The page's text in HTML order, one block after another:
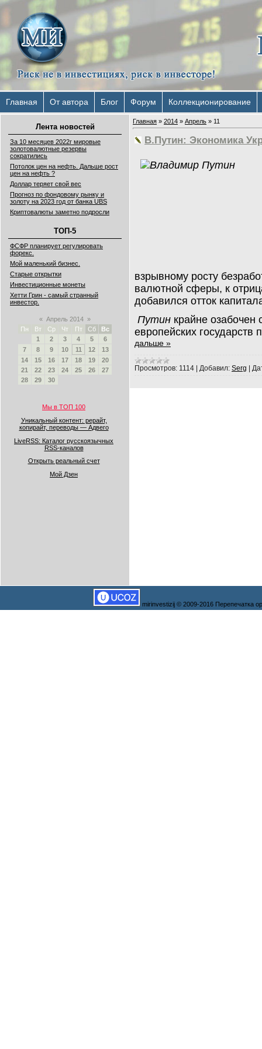
Главная От автора Блог Форум Коллекционирование
Лента новостей
За 10 месяцев 2022г мировые
золотовалютные резервы
сократились
Потолок цен на нефть. Дальше рост
цен на нефть ?
Доллар теряет свой вес
Прогноз по фондовому рынку и
золоту на 2023 год от банка UBS
Криптовалюты заметно подросли
ТОП-5
ФСФР планирует регулировать
форекс.
Мой маленький бизнес.
Старые открытки
Инвестиционные монеты
Хетти Грин - самый странный
инвестор.
« Апрель 2014 »
Пн
Вт Ср Чт Пт Сб
Вс
1
2 3 4 5
6
7
8 9 10 11 12
13
14
15 16 17 18 19
20
21
22 23 24 25 26
27
28
29 30
Мы в ТОП 100
Уникальный контент: рерайт,
копирайт, переводы — Адвего
LiveRSS: Каталог русскоязычных
RSS-каналов
Открыть реальный счет
Мой Дзен
Главная » 2014 » Апрель » 11
В.Путин: Экономика
взрывному росту
валютной сферы, к
добавился отток
Путин крайне озабочен
европейских государств
дальше »
Просмотров: 1114 Добавил: Serg
mirinvestizij © 2009-2016 Перепечатка